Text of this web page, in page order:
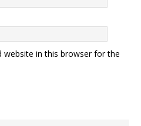
website in this browser for the